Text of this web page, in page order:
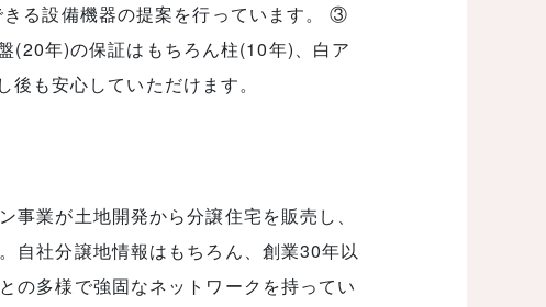
る設備機器の提案を行っています。 ③
(20年)の保証はもちろん柱(10年)、白ア
も安心していただけます。
業が土地開発から分譲住宅を販売し、
自社分譲地情報はもちろん、創業30年以
の多様で強固なネットワークを持ってい